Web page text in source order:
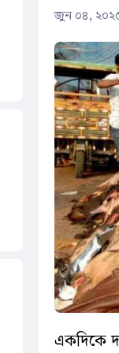
জুন ০৪,
একদিকে